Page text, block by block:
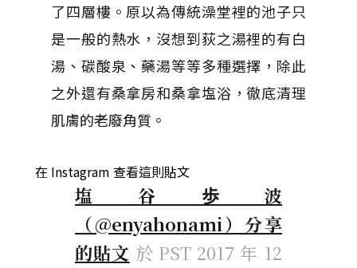
了四層樓。原以為傳統澡堂裡的池子只
是一般的熱水，沒想到荻之湯裡的有白
湯、碳酸泉、藥湯等等多種選擇，除此
之外還有桑拿房和桑拿塩浴，徹底清理
肌膚的老廢角質。
在 Instagram 查看這則貼文
塩谷歩波
（@enyahonami）分享
的貼文 於 PST 2017 年 12